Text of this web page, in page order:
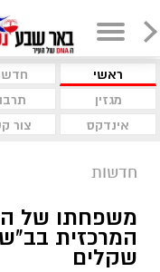
ראשי
מגזין
אינדקס
צור
חדשות
משפחתו של
שקלים